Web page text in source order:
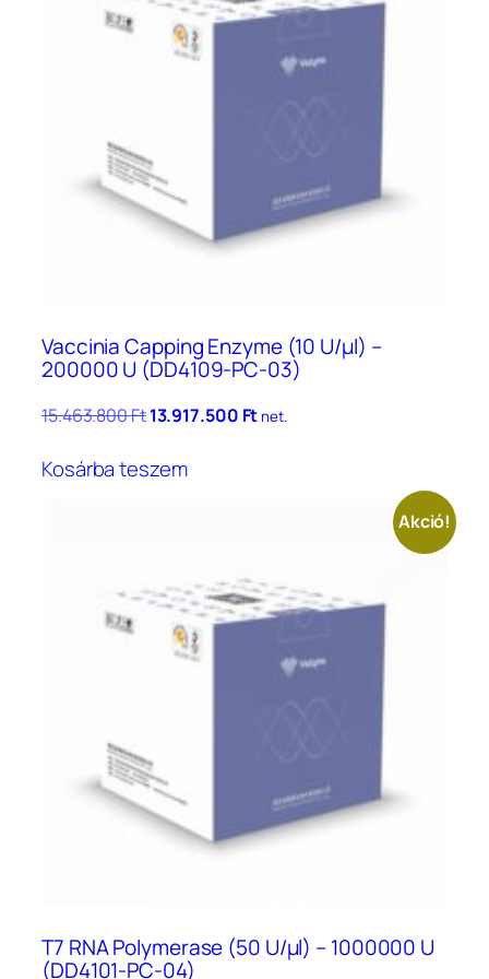
Vaccinia Capping Enzyme (10 U/μl) –
200000 U (DD4109-PC-03)
15.463.800FtOriginal
was:
13.917.500 FtCurrent
net.
Kosárba teszem
Akció!
T7 RNA Polymerase (50 U/μl) – 1000000 U
(DD4101-PC-04)